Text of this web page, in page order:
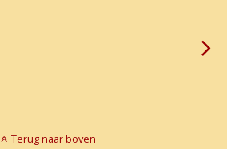
Terug naar boven